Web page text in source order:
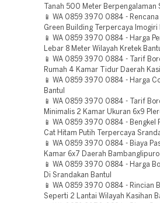
Tanah 500 Meter Berpengalaman
📱 WA 0859 3970 0884 -
Green Building Terpercaya Imogiri
📱 WA 0859 3970 0884 - Harga
Lebar 8 Meter Wilayah Kretek
📱 WA 0859 3970 0884 - Tarif
Rumah 4 Kamar Tidur Daerah
📱 WA 0859 3970 0884 - Harga
Bantul
📱 WA 0859 3970 0884 - Tarif
Minimalis 2 Kamar Ukuran 6x9
📱 WA 0859 3970 0884 - Bengkel
Cat Hitam Putih Terpercaya
📱 WA 0859 3970 0884 - Biaya
Kamar 6x7 Daerah Bambanglipuro
📱 WA 0859 3970 0884 - Harga
Di Srandakan Bantul
📱 WA 0859 3970 0884 - Rincian
Seperti 2 Lantai Wilayah Kasihan